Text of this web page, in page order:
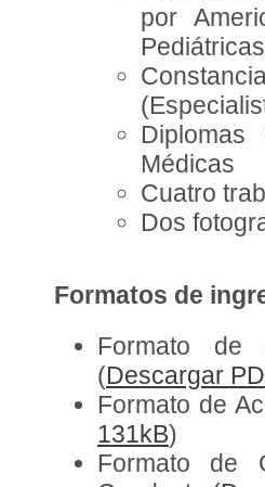
por
Médicas
Cuatro
Dos
Formatos de
Formato de
(Descargar
Formato de
131kB)
Formato de